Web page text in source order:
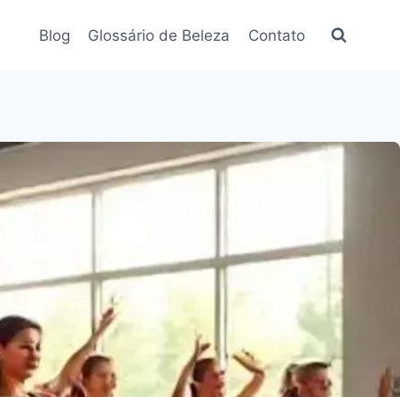
Blog Glossário de Beleza Contato